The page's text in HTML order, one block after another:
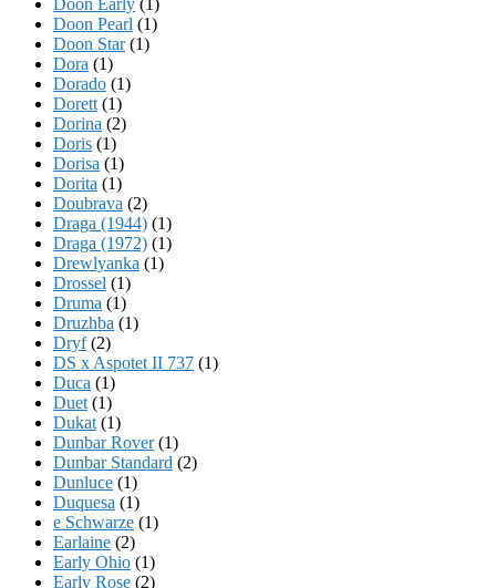
Doon Pearl (1)
Doon Star(1)
Dora (1)
Dorado (1)
Dorett (1)
Dorina (2)
Doris (1)
Dorisa (1)
Dorita (1)
Doubrava (2)
Draga (1944) (1)
Draga (1972) (1)
Drewlyanka (1)
Drossel (1)
Druma (1)
Druzhba (1)
Dryf(2)
DS x Aspotet II 737 (1)
Duca (1)
Duet (1)
Dukat (1)
Dunbar Rover(1)
Dunbar Standard (2)
Dunluce (1)
Duquesa (1)
e Schwarze (1)
Earlaine (2)
Early Ohio (1)
Early Rose (2)